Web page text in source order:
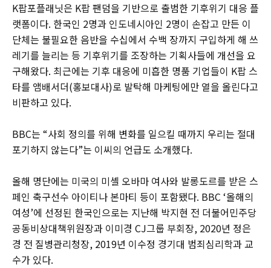
K팝포플래닛은 K팝 팬덤을 기반으로 출범한 기후위기 대응 플
랫폼이다. 한국인 2명과 인도네시아인 2명이 손잡고 만든 이
단체는 불필요한 음반을 수십에서 수백 장까지 구입하게 해 쓰
레기를 늘리는 등 기후위기를 조장하는 기획사들에 개선을 요
구해왔다. 최근에는 기후 대응에 미흡한 명품 기업들이 K팝 스
타를 앰배서더(홍보대사)로 발탁해 마케팅에만 열을 올린다고
비판하고 있다.
BBC는 “사회 정의를 위해 변화를 일으킬 때까지 우리는 절대
포기하지 않는다”는 이씨의 언급도 소개했다.
올해 명단에는 미국의 미셸 오바마 여사와 발롱도르를 받은 스
페인 축구선수 아이티나 본마티 등이 포함됐다. BBC ‘올해의
여성’에 선정된 한국인으로는 지난해 박지현 전 더불어민주당
공동비상대책위원장과 이미경 CJ그룹 부회장, 2020년 정은
경 전 질병관리청장, 2019년 이수정 경기대 범죄심리학과 교
수가 있다.